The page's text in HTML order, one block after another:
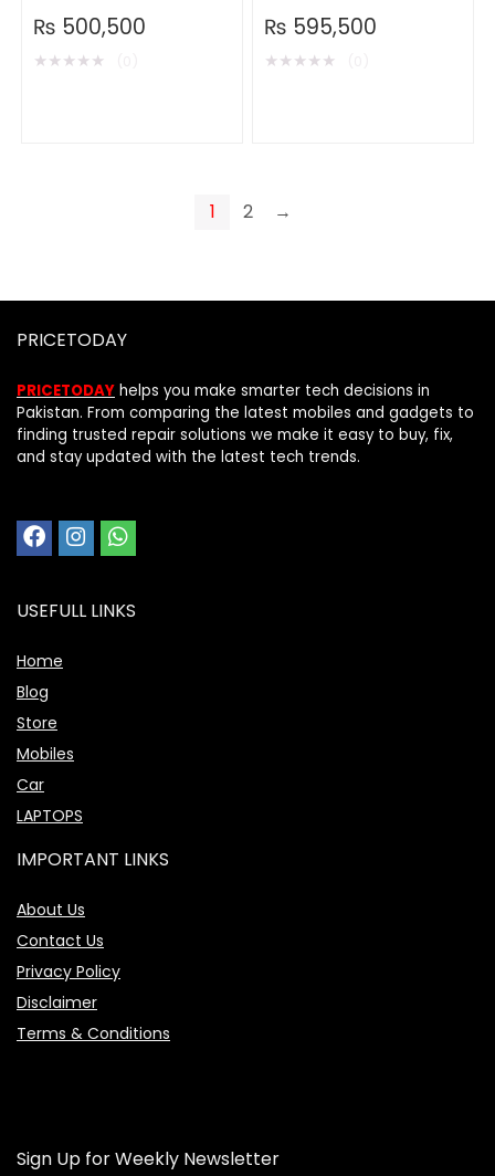
₨ 500,500
★★★★★
₨ 595,500
★★★★★
1 2 →
PRICETODAY
PRICETODAY helps you make smarter tech decisions in
Pakistan. From comparing the latest mobiles and gadgets to
finding trusted repair solutions we make it easy to buy, fix,
and stay updated with the latest tech trends.
USEFULL LINKS
Home
Blog
Store
Mobiles
Car
LAPTOPS
IMPORTANT LINKS
About Us
Contact Us
Privacy Policy
Disclaimer
Terms & Conditions
Sign Up for Weekly Newsletter